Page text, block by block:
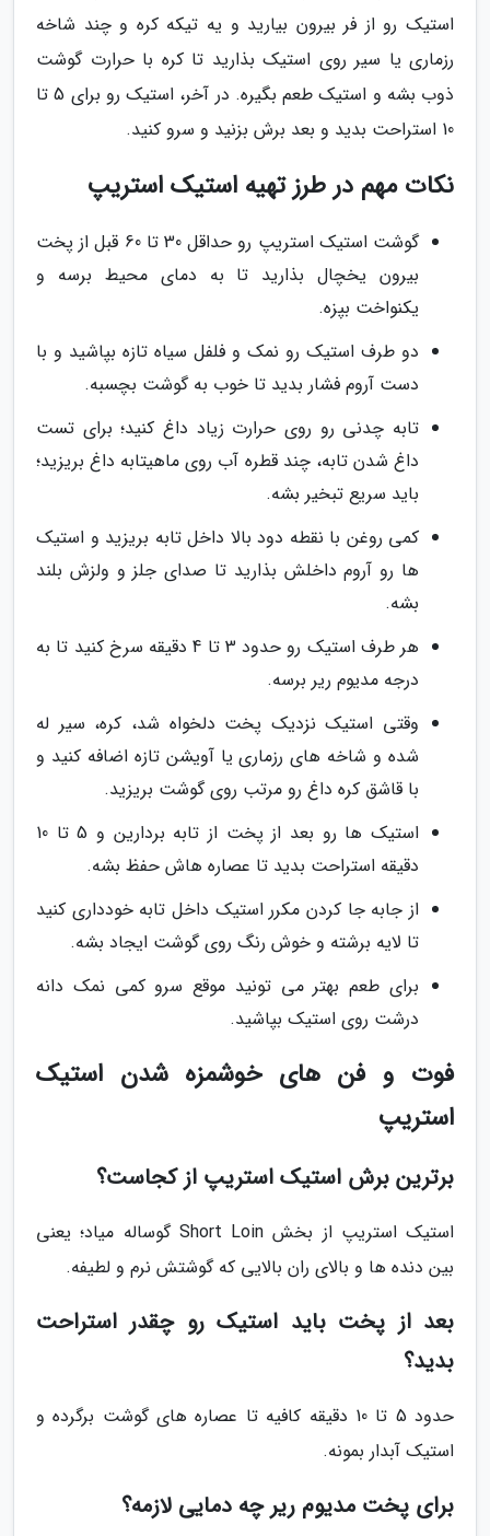
استیک رو از فر بیرون بیارید و یه تیکه کره و چند شاخه
رزماری یا سیر روی استیک بذارید تا کره با حرارت گوشت
ذوب بشه و استیک طعم بگیره. در آخر، استیک رو برای 5 تا
10 استراحت بدید و بعد برش بزنید و سرو کنید.
نکات مهم در طرز تهیه استیک استریپ
گوشت استیک استریپ رو حداقل 30 تا 60 قبل از پخت
بیرون یخچال بذارید تا به دمای محیط برسه و
یکنواخت بپزه.
دو طرف استیک رو نمک و فلفل سیاه تازه بپاشید و با
دست آروم فشار بدید تا خوب به گوشت بچسبه.
تابه چدنی رو روی حرارت زیاد داغ کنید؛ برای تست
داغ شدن تابه، چند قطره آب روی ماهیتابه داغ بریزید؛
باید سریع تبخیر بشه.
کمی روغن با نقطه دود بالا داخل تابه بریزید و استیک
ها رو آروم داخلش بذارید تا صدای جلز و ولزش بلند
بشه.
هر طرف استیک رو حدود 3 تا 4 دقیقه سرخ کنید تا به
درجه مدیوم ریر برسه.
وقتی استیک نزدیک پخت دلخواه شد، کره، سیر له
شده و شاخه های رزماری یا آویشن تازه اضافه کنید و
با قاشق کره داغ رو مرتب روی گوشت بریزید.
استیک ها رو بعد از پخت از تابه بردارین و 5 تا 10
دقیقه استراحت بدید تا عصاره هاش حفظ بشه.
از جابه جا کردن مکرر استیک داخل تابه خودداری کنید
تا لایه برشته و خوش رنگ روی گوشت ایجاد بشه.
برای طعم بهتر می تونید موقع سرو کمی نمک دانه
درشت روی استیک بپاشید.
فوت و فن های خوشمزه شدن استیک
استریپ
برترین برش استیک استریپ از کجاست؟
استیک استریپ از بخش Short Loin گوساله میاد؛ یعنی
بین دنده ها و بالای ران بالایی که گوشتش نرم و لطیفه.
بعد از پخت باید استیک رو چقدر استراحت
بدید؟
حدود 5 تا 10 دقیقه کافیه تا عصاره های گوشت برگرده و
استیک آبدار بمونه.
برای پخت مدیوم ریر چه دمایی لازمه؟